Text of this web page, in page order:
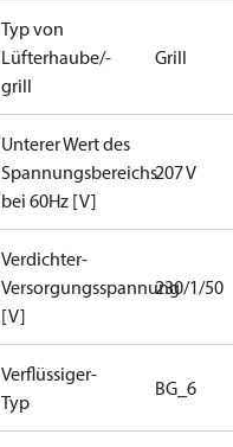
Typ von
Lüfterhaube/-
grill
Grill
Unterer Wert des
Spannungsbereichs
bei 60Hz [V]
207 V
Verdichter-
Versorgungsspannung
[V]
230/1/50
Verflüssiger-
Typ
BG_6